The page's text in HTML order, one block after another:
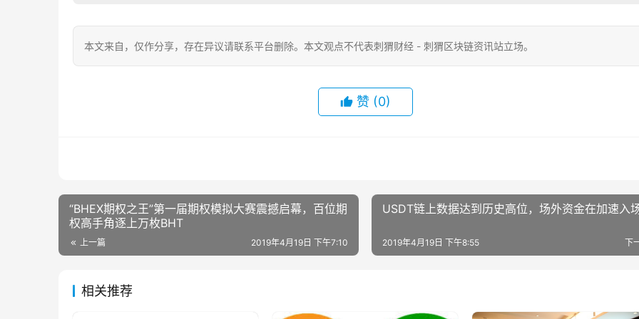
本文来自 ，仅作分享，存在异议请联系平台删除。本文观点不代表刺猬财经 - 刺猬区块链资讯站立场。
赞 (0)
“BHEX期权之王”第一届期权模拟大赛震撼启幕，百位期
权高手角逐上万枚BHT
上一篇 2019年4月19日 下午7:10
USDT链上数据达到历史高位，场外资金在加速入场
下
2019年4月19日 下午8:55
相关推荐